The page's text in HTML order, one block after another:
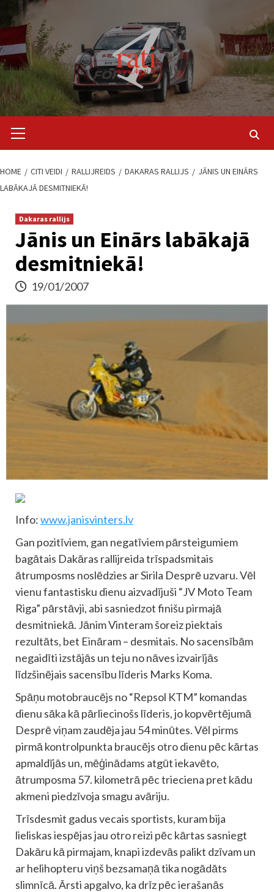
content
Menu
HOME CITI VEIDI RALLIJREIDS DAKARAS RALLIJS
JĀNIS UN EINĀRS
LABĀKAJĀ DESMITNIEKĀ!
Dakaras rallijs
Jānis un Einārs labākajā
desmitniekā!
19/01/2007
Info:www.janisvinters.lv
Gan pozitīviem, gan negatīviem pārsteigumiem
bagātais Dakāras rallijreida trīspadsmitais
ātrumposms noslēdzies ar Sirila Desprē uzvaru. Vēl
vienu fantastisku dienu aizvadījuši “JV Moto Team
Riga” pārstāvji, abi sasniedzot finišu pirmajā
desmitniekā. Jānim Vinteram šoreiz piektais
rezultāts, bet Eināram – desmitais. No sacensībām
negaidīti izstājās un teju no nāves izvairījās
līdzšinējais sacensību līderis Marks Koma.
Spāņu motobraucējs no “Repsol KTM” komandas
dienu sāka kā pārliecinošs līderis, jo kopvērtējumā
Desprē viņam zaudēja jau 54 minūtes. Vēl pirms
pirmā kontrolpunkta braucējs otro dienu pēc kārtas
apmaldījās un, mēģinādams atgūt iekavēto,
ātrumposma 57. kilometrā pēc trieciena pret kādu
akmeni piedzīvoja smagu avāriju.
Trīsdesmit gadus vecais sportists, kuram bija
lieliskas iespējas jau otro reizi pēc kārtas sasniegt
Dakāru kā pirmajam, knapi izdevās palikt dzīvam un
ar helihopteru viņš bezsamaņā tika nogādāts
slimnīcā. Ārsti apgalvo, ka drīz pēc ierašanās